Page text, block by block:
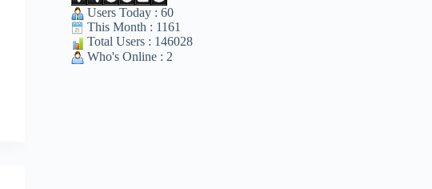
Users Today : 60
This Month : 1161
Total Users : 146028
Who's Online : 2